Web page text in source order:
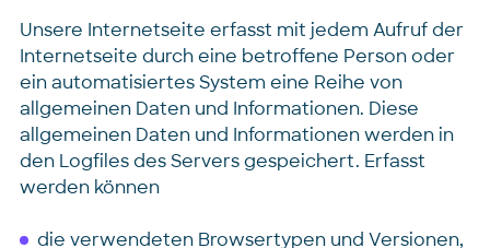
Unsere Internetseite erfasst mit jedem Aufruf der
Internetseite durch eine betroffene Person oder
ein automatisiertes System eine Reihe von
allgemeinen Daten und Informationen. Diese
allgemeinen Daten und Informationen werden in
den Logfiles des Servers gespeichert. Erfasst
werden können
die verwendeten Browsertypen und Versionen,